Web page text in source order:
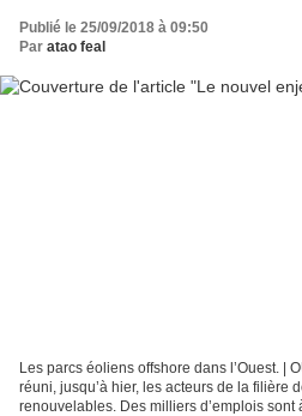
Publié le 25/09/2018 à 09:50
Par atao feal
Les parcs éoliens offshore dans l’Ouest. |
réuni, jusqu’à hier, les acteurs de la filière
renouvelables. Des milliers d’emplois sont